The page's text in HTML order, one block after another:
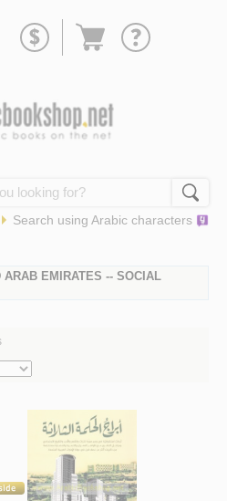
Go
Search using Arabic characters
EMIRATES -- SOCIAL